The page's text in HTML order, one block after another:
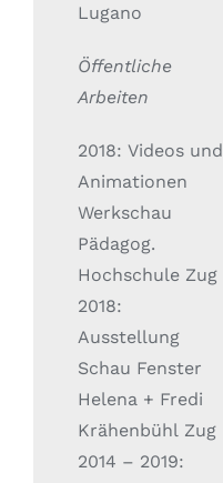
Lugano
Öffentliche
Arbeiten
2018: Videos und
Animationen
Werkschau
Pädagog.
Hochschule Zug
2018:
Ausstellung
Schau Fenster
Helena + Fredi
Krähenbühl Zug
2014 – 2019: